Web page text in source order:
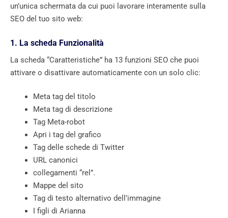
un’unica schermata da cui puoi lavorare interamente sulla
SEO del tuo sito web:
1. La scheda Funzionalità
La scheda “Caratteristiche” ha 13 funzioni SEO che puoi
attivare o disattivare automaticamente con un solo clic:
Meta tag del titolo
Meta tag di descrizione
Tag Meta-robot
Apri i tag del grafico
Tag delle schede di Twitter
URL canonici
collegamenti “rel”.
Mappe del sito
Tag di testo alternativo dell’immagine
I figli di Arianna